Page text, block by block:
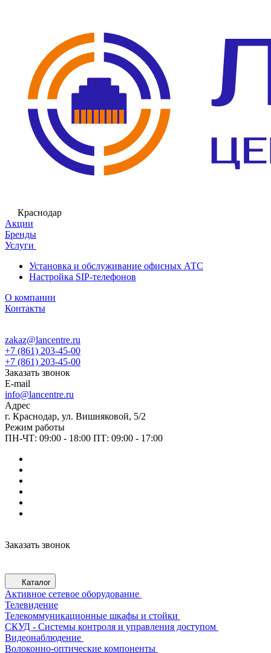
Краснодар
Акции
Бренды
Услуги
Установка и обслуживание офисных АТС
Настройка SIP-телефонов
О компании
Контакты
zakaz@lancentre.ru
+7 (861) 203-45-00
+7 (861) 203-45-00
Заказать звонок
E-mail
info@lancentre.ru
Адрес
г. Краснодар, ул. Вишняковой, 5/2
Режим работы
ПН-ЧТ: 09:00 - 18:00 ПТ: 09:00 - 17:00
Заказать звонок
Каталог
Активное сетевое оборудование
Телевидение
Телекоммуникационные шкафы и стойки
СКУД - Системы контроля и управления доступом
Видеонаблюдение
Волоконно-оптические компоненты